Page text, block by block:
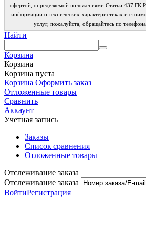
офертой, определяемой положениями Статьи 437 ГК
информации о технических характеристиках и
услуг, пожалуйста, обращайтесь по
Найти
Корзина
Корзина
Корзина пуста
Корзина Оформить заказ
Отложенные товары
Сравнить
Аккаунт
Учетная запись
Заказы
Список сравнения
Отложенные товары
Отслеживание заказа
Отслеживание заказа
ВойтиРегистрация